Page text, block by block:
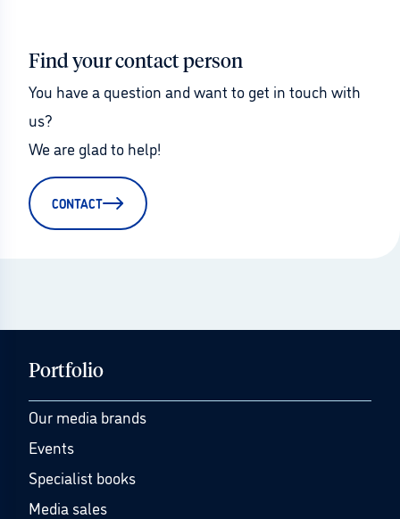
Find your contact person
You have a question and want to get in touch with
us?
We are glad to help!
CONTACT
Portfolio
Our media brands
Events
Specialist books
Media sales